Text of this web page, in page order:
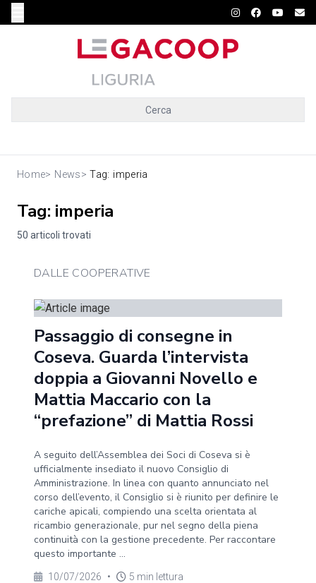
Cerca
Home> News> Tag: imperia
Tag: imperia
50 articoli trovati
DALLE COOPERATIVE
Passaggio di consegne in
Coseva. Guarda l’intervista
doppia a Giovanni Novello e
Mattia Maccario con la
“prefazione” di Mattia Rossi
A seguito dell’Assemblea dei Soci di Coseva si è
ufficialmente insediato il nuovo Consiglio di
Amministrazione. In linea con quanto annunciato nel
corso dell’evento, il Consiglio si è riunito per definire le
cariche apicali, compiendo una scelta orientata al
ricambio generazionale, pur nel segno della piena
continuità con la gestione precedente. Per raccontare
questo importante ...
10/07/2026 • 5 min lettura